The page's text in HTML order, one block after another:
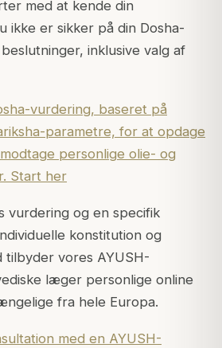
med at kende din
ikke er sikker på din Dosha-
inklusive valg af
vurdering, baseret på
parametre, for at opdage
personlige olie- og
Start her
vurdering og en specifik
konstitution og
vores AYUSH-
læger personlige online
fra hele Europa.
med en AYUSH-